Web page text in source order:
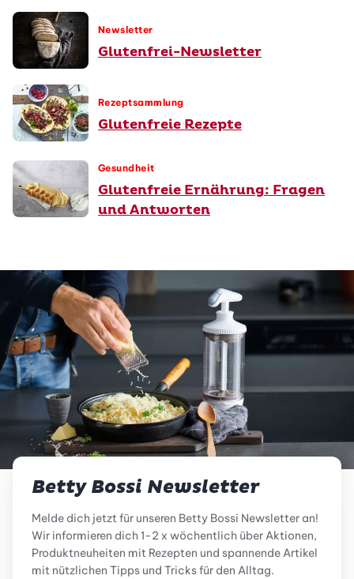
Newsletter
Glutenfrei-Newsletter
Rezeptsammlung
Glutenfreie Rezepte
Gesundheit
Glutenfreie Ernährung: Fragen
und Antworten
Betty Bossi Newsletter
Melde dich jetzt für unseren Betty Bossi Newsletter an!
Wir informieren dich 1-2 x wöchentlich über Aktionen,
Produktneuheiten mit Rezepten und spannende Artikel
mit nützlichen Tipps und Tricks für den Alltag.